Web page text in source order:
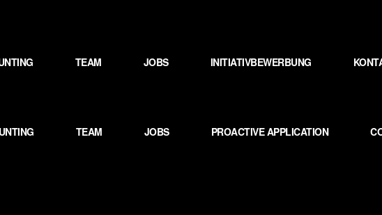
TEAM JOBS INITIATIVBEWERBUNG
TEAM JOBS PROACTIVE APPLICATION